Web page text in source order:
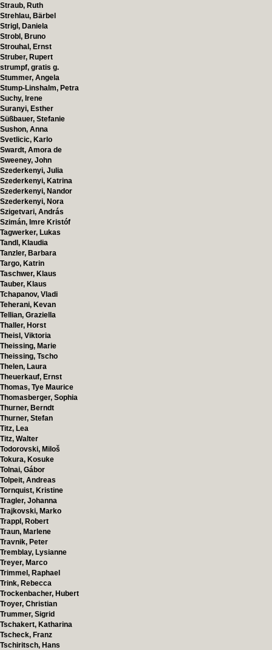
Straub, Ruth
Strehlau, Bärbel
Strigl, Daniela
Strobl, Bruno
Strouhal, Ernst
Struber, Rupert
strumpf, gratis g.
Stummer, Angela
Stump-Linshalm, Petra
Suchy, Irene
Suranyi, Esther
Süßbauer, Stefanie
Sushon, Anna
Svetlicic, Karlo
Swardt, Amora de
Sweeney, John
Szederkenyi, Julia
Szederkenyi, Katrina
Szederkenyi, Nandor
Szederkenyi, Nora
Szigetvari, András
Szimán, Imre Kristóf
Tagwerker, Lukas
Tandl, Klaudia
Tanzler, Barbara
Targo, Katrin
Taschwer, Klaus
Tauber, Klaus
Tchapanov, Vladi
Teherani, Kevan
Tellian, Graziella
Thaller, Horst
Theisl, Viktoria
Theissing, Marie
Theissing, Tscho
Thelen, Laura
Theuerkauf, Ernst
Thomas, Tye Maurice
Thomasberger, Sophia
Thurner, Berndt
Thurner, Stefan
Titz, Lea
Titz, Walter
Todorovski, Miloš
Tokura, Kosuke
Tolnai, Gábor
Tolpeit, Andreas
Tornquist, Kristine
Tragler, Johanna
Trajkovski, Marko
Trappl, Robert
Traun, Marlene
Travnik, Peter
Tremblay, Lysianne
Treyer, Marco
Trimmel, Raphael
Trink, Rebecca
Trockenbacher, Hubert
Troyer, Christian
Trummer, Sigrid
Tschakert, Katharina
Tscheck, Franz
Tschiritsch, Hans